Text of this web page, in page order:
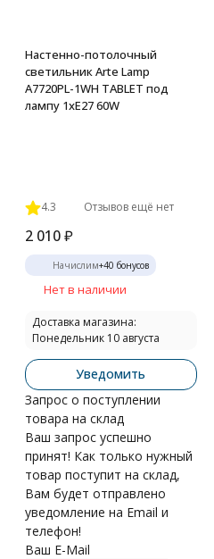
Настенно-потолочный
светильник Arte Lamp
A7720PL-1WH TABLET под
лампу 1xE27 60W
4.3 Отзывов ещё нет
2 010 ₽
Начислим+40 бонусов
Нет в наличии
Доставка магазина:
Понедельник 10 августа
Уведомить
Запрос о поступлении
товара на склад
Ваш запрос успешно
принят! Как только нужный
товар поступит на склад,
Вам будет отправлено
уведомление на Email и
телефон!
Ваш E-Mail